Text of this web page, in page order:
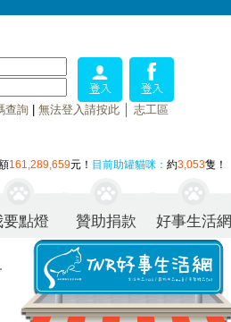
查詢| 無法登入請按此│ 志工區
161,289,659元！ 目前助罐貓咪： 約3,053隻！
要點燈 贊助捐款 好事生活網